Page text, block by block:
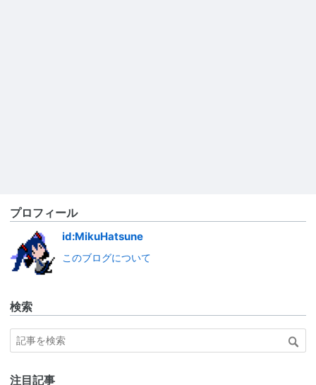
プロフィール
id:MikuHatsune
このブログについて
検索
注目記事